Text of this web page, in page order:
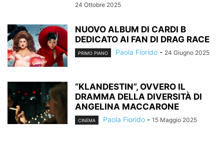
24 Ottobre 2025
NUOVO ALBUM DI CARDI B
DEDICATO AI FAN DI DRAG RACE
PRIMO PIANO Paola Fiorido - 24 Giugno 2025
“KLANDESTIN”, OVVERO IL
DRAMMA DELLA DIVERSITÀ DI
ANGELINA MACCARONE
CINEMA Paola Fiorido - 15 Maggio 2025